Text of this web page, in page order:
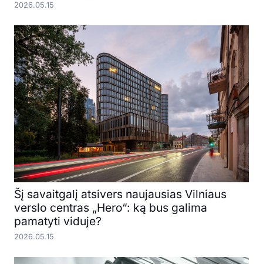
2026.05.15
Šį savaitgalį atsivers naujausias Vilniaus
verslo centras „Hero“: ką bus galima
pamatyti viduje?
2026.05.15